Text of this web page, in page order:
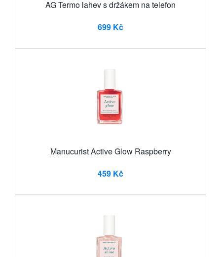
AG Termo lahev s držákem na telefon
699 Kč
Manucurist Active Glow Raspberry
459 Kč